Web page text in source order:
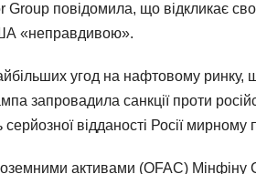
Group повідомила, що відкликає
«неправдивою».
угод на нафтовому ринку,
запровадила санкції проти
серйозної відданості Росії мирному
активами (OFAC)